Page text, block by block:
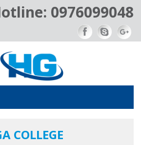
0976099048
COLLEGE